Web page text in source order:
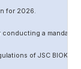
for 2026.
a
of JSC